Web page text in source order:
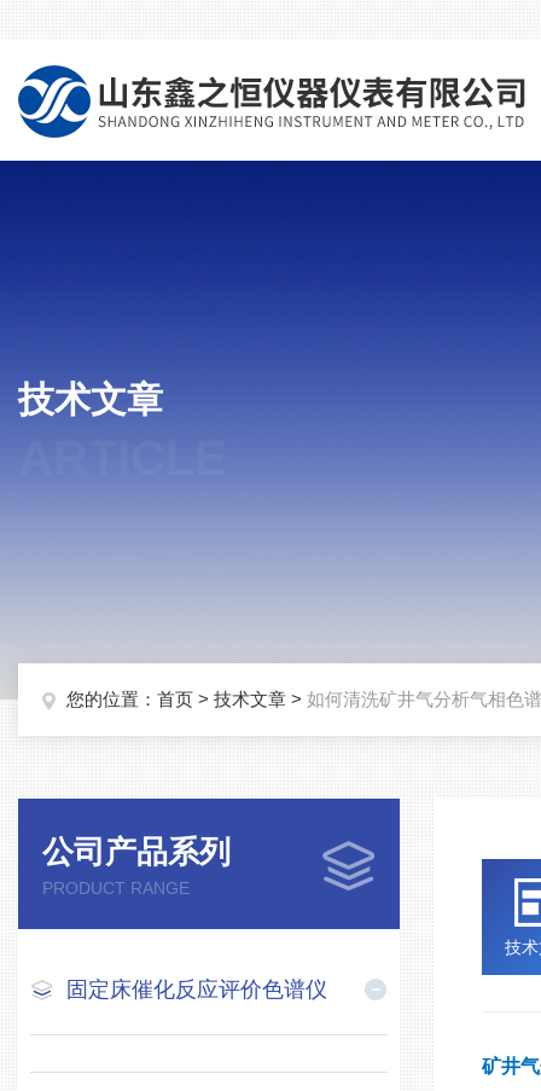
技术文章
您的位置： 首页 > 技术文章 > 如何清洗矿井气分析气相色
公司产品系列
PRODUCT RANGE
固定床催化反应评价色谱仪
技
矿井